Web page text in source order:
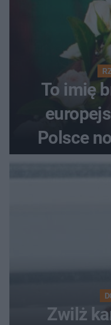
To imię
Polsce
Zwilż